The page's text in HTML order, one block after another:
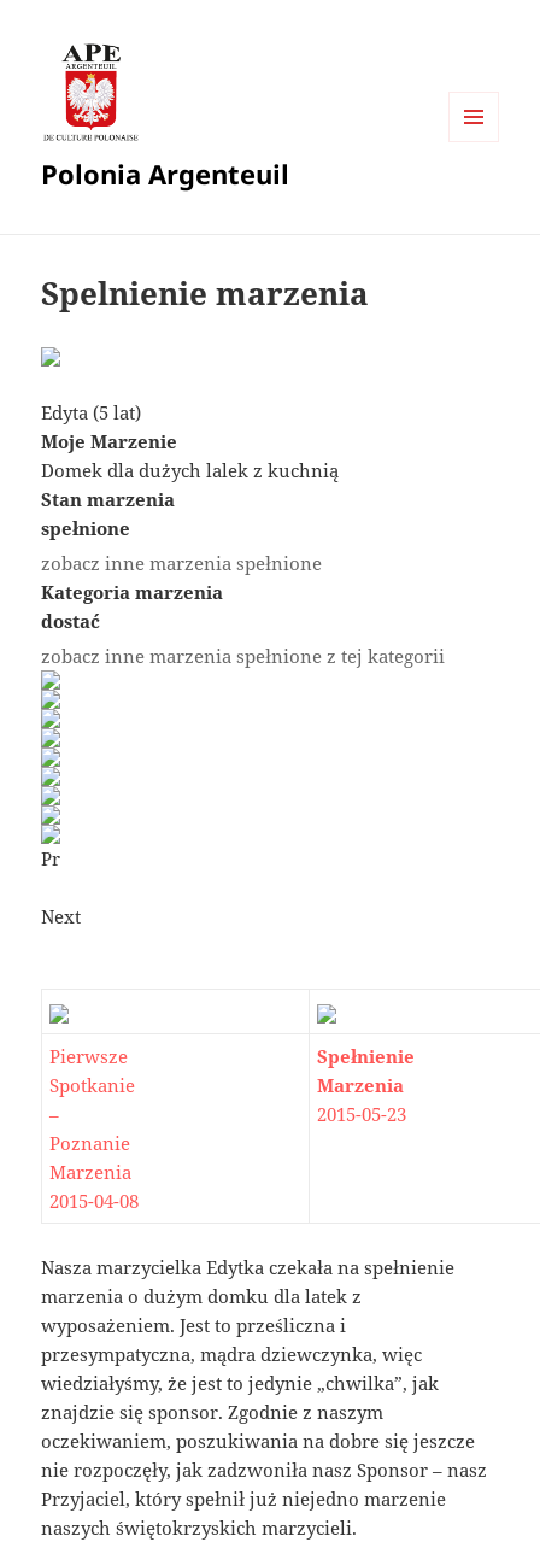
Polonia Argenteuil
Spelnienie marzenia
Edyta (5 lat)
Moje Marzenie
Domek dla dużych lalek z kuchnią
Stan marzenia
spełnione
zobacz inne marzenia spełnione
Kategoria marzenia
dostać
zobacz inne marzenia spełnione z tej kategorii
Pr
Next
Pierwsze
Spotkanie
–
Poznanie
Marzenia
2015-04-08
Spełnienie
Marzenia
2015-05-23
Nasza marzycielka Edytka czekała na spełnienie
marzenia o dużym domku dla latek z
wyposażeniem. Jest to prześliczna i
przesympatyczna, mądra dziewczynka, więc
wiedziałyśmy, że jest to jedynie „chwilka”, jak
znajdzie się sponsor. Zgodnie z naszym
oczekiwaniem, poszukiwania na dobre się jeszcze
nie rozpoczęły, jak zadzwoniła nasz Sponsor – nasz
Przyjaciel, który spełnił już niejedno marzenie
naszych świętokrzyskich marzycieli.